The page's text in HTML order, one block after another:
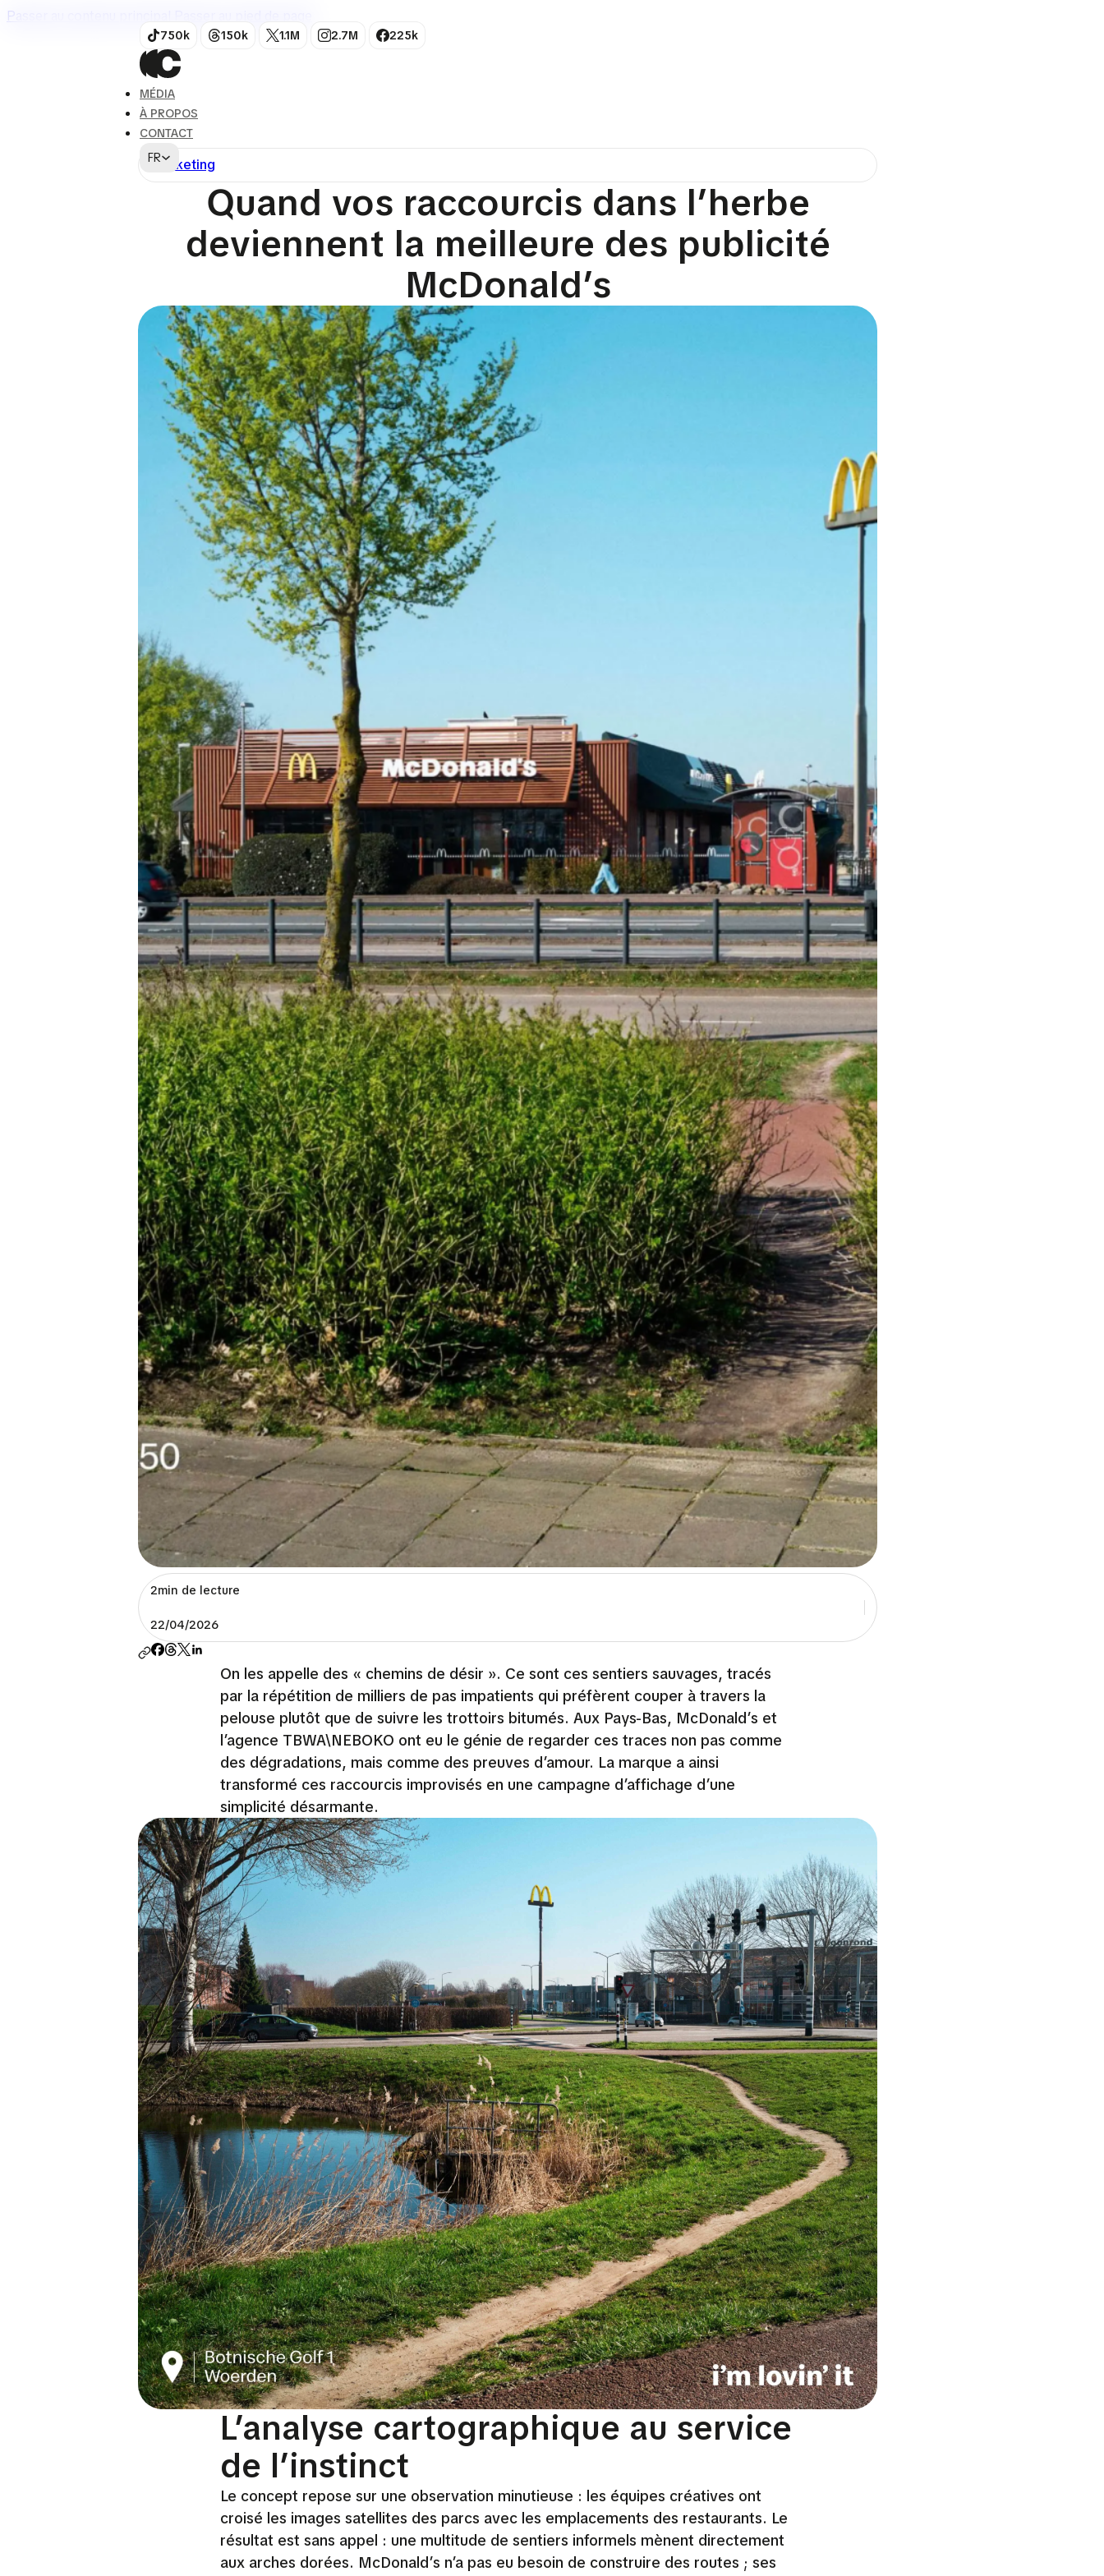
Passer au contenu principal
750k 150k 1.1M 2.7M 225k
MÉDIA
À PROPOS
CONTACT
FRMarketing
Quand vos raccourcis dans l’herbe
deviennent la meilleure des publicité
McDonald’s
2min de lecture
22/04/2026
On les appelle des « chemins de désir ». Ce sont ces sentiers sauvages, tracés
par la répétition de milliers de pas impatients qui préfèrent couper à travers la
pelouse plutôt que de suivre les trottoirs bitumés. Aux Pays-Bas, McDonald’s et
l’agence TBWA\NEBOKO ont eu le génie de regarder ces traces non pas comme
des dégradations, mais comme des preuves d’amour. La marque a ainsi
transformé ces raccourcis improvisés en une campagne d’affichage d’une
simplicité désarmante.
L’analyse cartographique au service
de l’instinct
Le concept repose sur une observation minutieuse : les équipes créatives ont
croisé les images satellites des parcs avec les emplacements des restaurants. Le
résultat est sans appel : une multitude de sentiers informels mènent directement
aux arches dorées. McDonald’s n’a pas eu besoin de construire des routes ; ses